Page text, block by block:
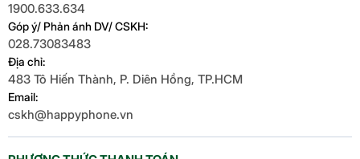
1900.633.634
Góp ý/ Phản ánh DV/ CSKH:
028.73083483
Địa chỉ:
483 Tô Hiến Thành, P. Diên Hồng, TP.HCM
Email:
cskh@happyphone.vn